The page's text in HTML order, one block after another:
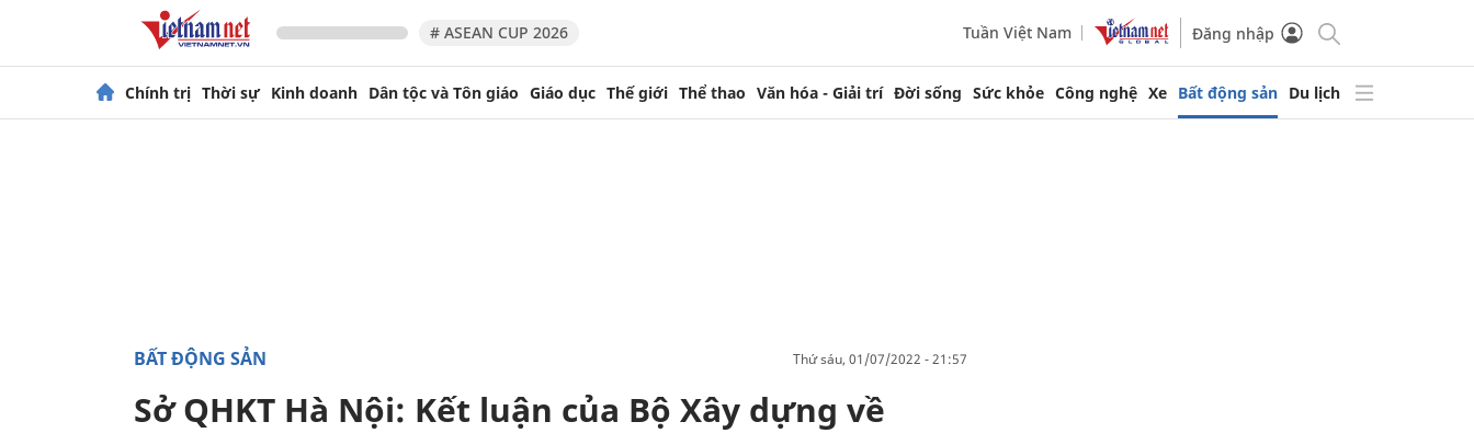
# ASEAN CUP 2026 Tuần Việt Nam Đăng nhập
Chính trị Thời sự Kinh doanh Dân tộc và Tôn giáo Giáo dục Thế giới Thể thao Văn hóa - Giải trí Đời sống Sức khỏe Công nghệ Xe Bất động sản Du lịch
BẤT ĐỘNG SẢN thứ sáu, 01/07/2022 - 21:57
Sở QHKT Hà Nội: Kết luận của Bộ Xây dựng về